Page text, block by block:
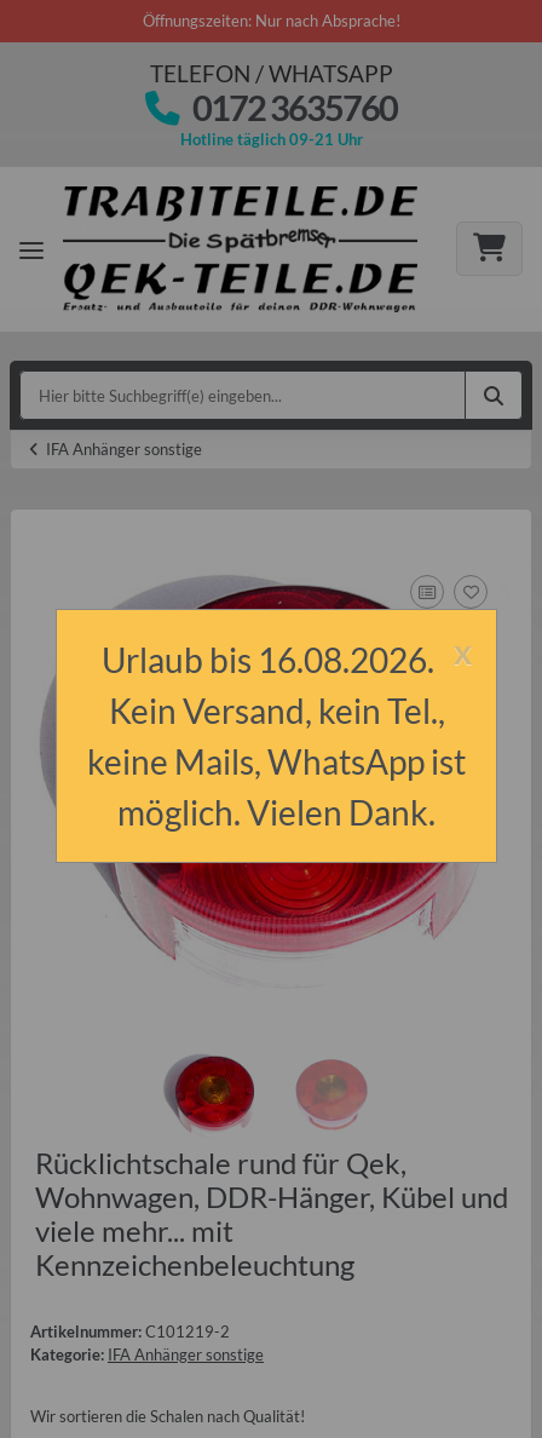
Öffnungszeiten: Nur nach Absprache!
TELEFON / WHATSAPP
0172 3635760
Hotline täglich 09-21 Uhr
IFA Anhänger sonstige
Rücklichtschale rund für Qek,
Wohnwagen, DDR-Hänger, Kübel und
viele mehr... mit
Kennzeichenbeleuchtung
Artikelnummer:C101219-2
Kategorie: IFA Anhänger sonstige
Wir sortieren die Schalen nach Qualität!
x
Urlaub bis 16.08.2026.
Kein Versand, kein Tel.,
keine Mails, WhatsApp ist
möglich. Vielen Dank.